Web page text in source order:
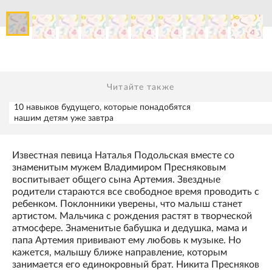
Читайте также
10 навыков будущего, которые понадобятся
нашим детям уже завтра
Известная певица Наталья Подольская вместе со
знаменитым мужем Владимиром Пресняковым
воспитывает общего сына Артемия. Звездные
родители стараются все свободное время проводить с
ребенком. Поклонники уверены, что малыш станет
артистом. Мальчика с рождения растят в творческой
атмосфере. Знаменитые бабушка и дедушка, мама и
папа Артемия прививают ему любовь к музыке. Но
кажется, малышу ближе направление, которым
занимается его единокровный брат. Никита Пресняков